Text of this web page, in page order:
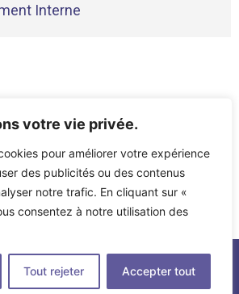
votre vie privée.
pour améliorer votre expérience
des publicités ou des contenus
notre trafic. En cliquant sur «
consentez à notre utilisation des
Tout rejeter Accepter tout
Interne